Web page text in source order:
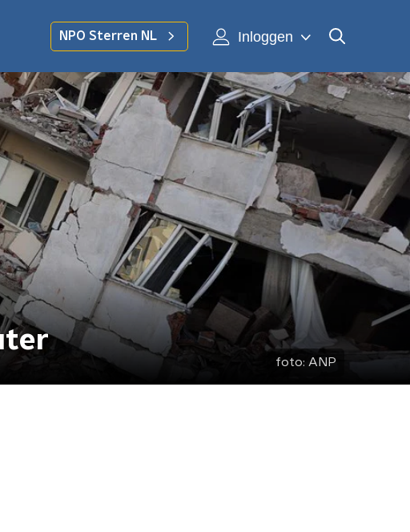
NPO Sterren NL Inloggen
foto: ANP